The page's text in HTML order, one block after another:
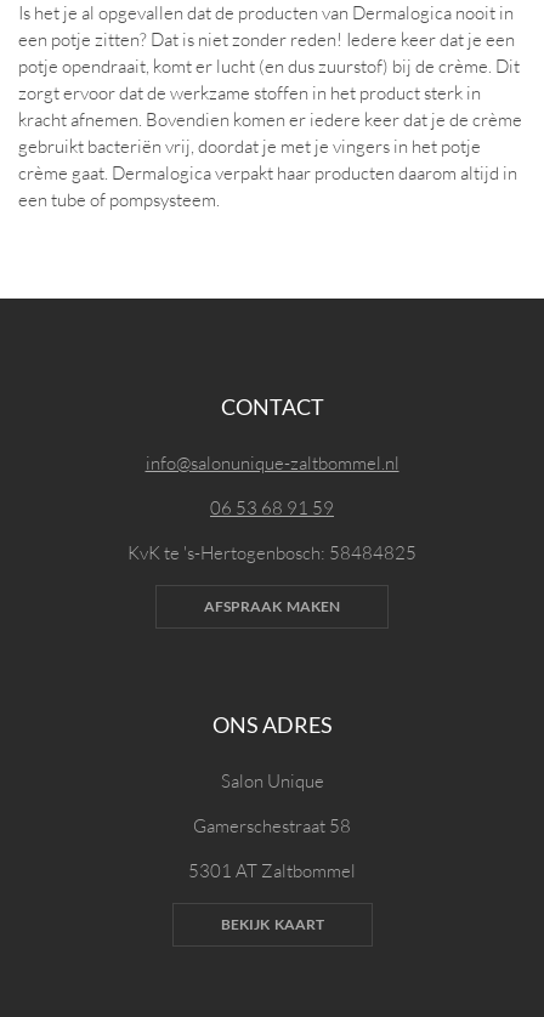
Is het je al opgevallen dat de producten van Dermalogica nooit in
een potje zitten? Dat is niet zonder reden! Iedere keer dat je een
potje opendraait, komt er lucht (en dus zuurstof) bij de crème. Dit
zorgt ervoor dat de werkzame stoffen in het product sterk in
kracht afnemen. Bovendien komen er iedere keer dat je de crème
gebruikt bacteriën vrij, doordat je met je vingers in het potje
crème gaat. Dermalogica verpakt haar producten daarom altijd in
een tube of pompsysteem.
CONTACT
info@salonunique-zaltbommel.nl
06 53 68 91 59
KvK te 's-Hertogenbosch: 58484825
AFSPRAAK MAKEN
ONS ADRES
Salon Unique
Gamerschestraat 58
5301 AT Zaltbommel
BEKIJK KAART